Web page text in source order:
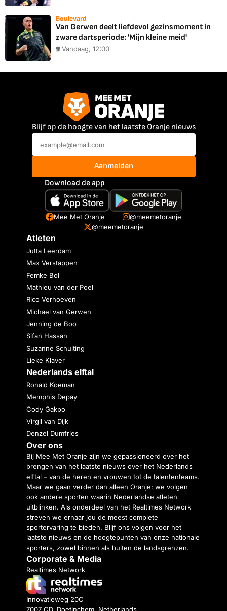
Boulevard
Van Gerwen deelt liefdevol gezinsmoment in
zware dartsperiode: 'Mijn kleine meid'
Vandaag, 12:00
Blijf op de hoogte van het laatste Oranje nieuws
Aanmelden
Download de app
Mee Met Oranje
@meemetoranje
@meemetoranje
Atleten
Jutta Leerdam
Max Verstappen
Femke Bol
Mathieu van der Poel
Rico Verhoeven
Michael van Gerwen
Jenning de Boo
Sifan Hassan
Suzanne Schulting
Lieke Klaver
Nederlands elftal
Ronald Koeman
Memphis Depay
Cody Gakpo
Virgil van Dijk
Denzel Dumfries
Over ons
Bij Mee Met Oranje zijn we gepassioneerd over het
brengen van het laatste nieuws over het Nederlands
elftal – van de heren en vrouwen tot de talententeams.
Maar we gaan verder dan alleen Oranje: we volgen
ook andere sporten waarin Nederlandse atleten
uitblinken. Als onderdeel van het Realtimes Network
streven we ernaar jou de meest complete
sportervaring te bieden. Blijf ons volgen voor het
laatste nieuws en de hoogtepunten van onze nationale
sporters, zowel binnen als buiten de landsgrenzen.
Corporate & Media
Realtimes Network
Innovatieweg 20C